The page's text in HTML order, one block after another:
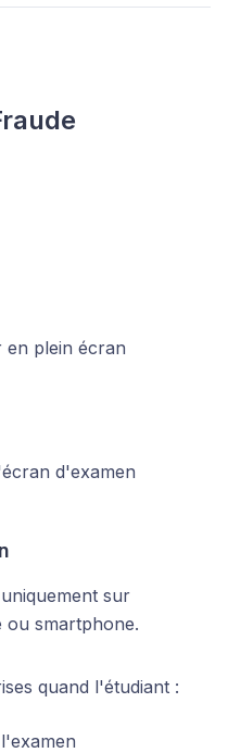
en plein écran
d'examen
sur
smartphone.
quand l'étudiant :